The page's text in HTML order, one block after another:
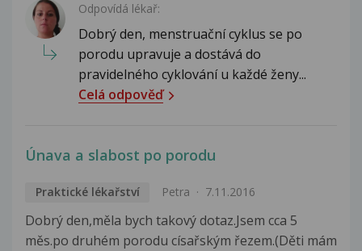
Odpovídá lékař:
Dobrý den, menstruační cyklus se po
porodu upravuje a dostává do
pravidelného cyklování u každé ženy...
Celá odpověď
Únava a slabost po porodu
Praktické lékařství Petra 7.11.2016
Dobrý den,měla bych takový dotaz.Jsem cca 5
měs.po druhém porodu císařským řezem.(Děti mám